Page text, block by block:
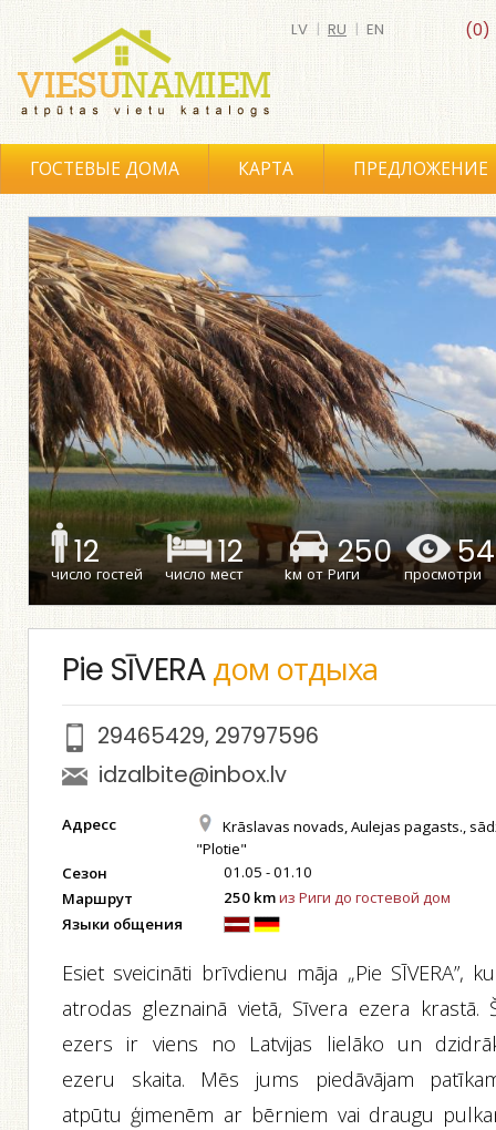
(0)
LV | RU | EN
ГОСТЕВЫЕ ДОМА КАРТА ПРЕДЛОЖЕНИЕ
12
число гостей
12
число мест
250
kм от Риги просмотри
Pie SĪVERAдом отдыха
29465429, 29797596
idzalbite@inbox.lv
Адресс
Krāslavas novads, Aulejas pagasts.,
"Plotie"
Сезон 01.05 - 01.10
Маршрут 250 kmиз Риги до гостевой дом
Языки общения
Esiet sveicināti brīvdienu māja „Pie SĪVERA”,
atrodas gleznainā vietā, Sīvera ezera krastā.
ezers ir viens no Latvijas lielāko un
ezeru skaita. Mēs jums piedāvājam
atpūtu ģimenēm ar bērniem vai draugu